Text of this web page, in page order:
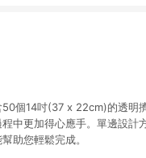
個14吋(37 x 22cm)的透明
中更加得心應手。單邊設計
助您輕鬆完成。